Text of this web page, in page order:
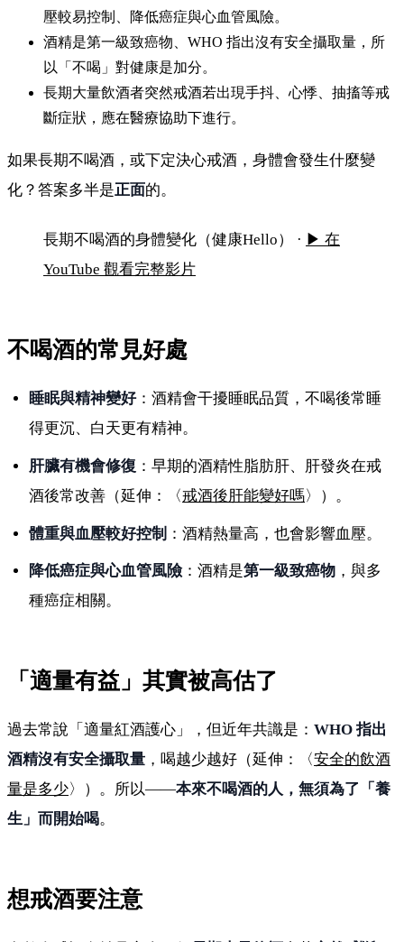
壓較易控制、降低癌症與心血管風險。
酒精是第一級致癌物、WHO 指出沒有安全攝取量，所
以「不喝」對健康是加分。
長期大量飲酒者突然戒酒若出現手抖、心悸、抽搐等戒
斷症狀，應在醫療協助下進行。
如果長期不喝酒，或下定決心戒酒，身體會發生什麼變
化？答案多半是正面的。
長期不喝酒，身體會有哪些變化？
長期不喝酒的身體變化（健康Hello） · ▶ 在
YouTube 觀看完整影片
不喝酒的常見好處
睡眠與精神變好：酒精會干擾睡眠品質，不喝後常睡
得更沉、白天更有精神。
肝臟有機會修復 ：早期的酒精性脂肪肝、肝發炎在戒
酒後常改善（延伸：〈戒酒後肝能變好嗎〉）。
體重與血壓較好控制 ：酒精熱量高，也會影響血壓。
降低癌症與心血管風險：酒精是第一級致癌物 ，與多
種癌症相關。
「適量有益」其實被高估了
過去常說「適量紅酒護心」，但近年共識是： WHO 指出
酒精沒有安全攝取量 ，喝越少越好（延伸：〈安全的飲酒
量是多少〉）。所以——本來不喝酒的人，無須為了「養
生」而開始喝。
想戒酒要注意